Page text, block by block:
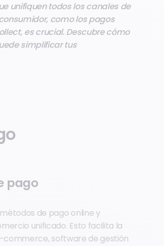
unifiquen todos los canales de
como los pagos
es crucial. Descubre cómo
simplificar tus
pago
de pago online y
unificado. Esto facilita la
software de gestión